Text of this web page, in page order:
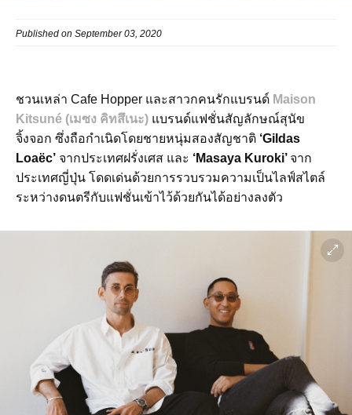
Published on September 03, 2020
ชวนเหล่า Cafe Hopper และสาวกคนรักแบรนด์ Maison
Kitsuné (เมซง คิทสึเนะ) แบรนด์แฟชั่นสัญลักษณ์สุนัข
จิ้งจอก ซึ่งถือกำเนิดโดยชายหนุ่มสองสัญชาติ ‘Gildas
Loaëc’ จากประเทศฝรั่งเศส และ ‘Masaya Kuroki’ จาก
ประเทศญี่ปุ่น โดดเด่นด้วยการรวบรวมความเป็นไลฟ์สไตล์
ระหว่างดนตรีกับแฟชั่นเข้าไว้ด้วยกันได้อย่างลงตัว